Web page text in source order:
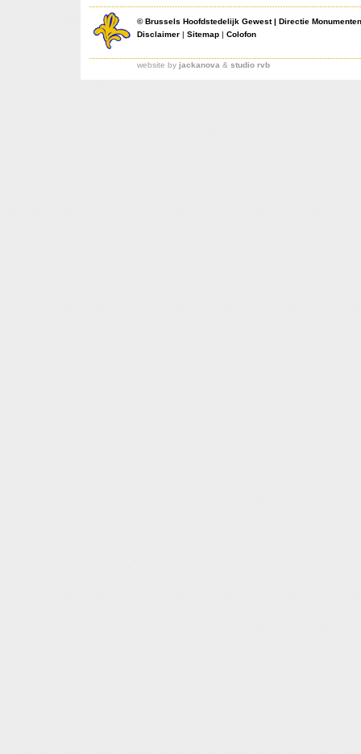
©Brussels Hoofdstedelijk Gewest| Directie
Disclaimer | Sitemap | Colofon
website by jackanova & studio rvb